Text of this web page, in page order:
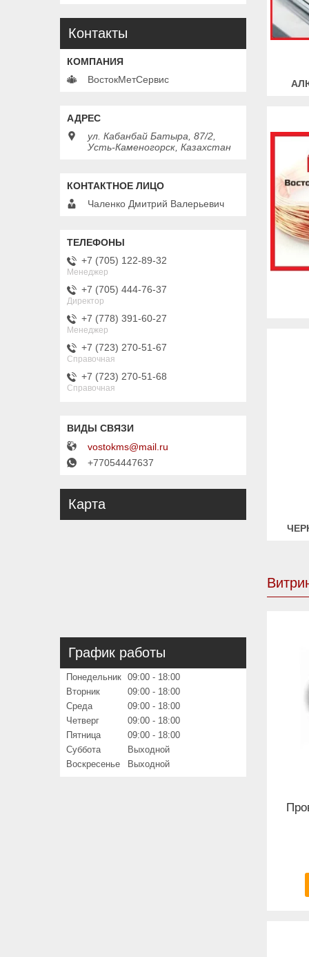
Контакты
ВостокМетСервис
ул. Кабанбай Батыра, 87/2,
Усть-Каменогорск, Казахстан
Чаленко Дмитрий Валерьевич
+7 (705) 122-89-32
Менеджер
+7 (705) 444-76-37
Директор
+7 (778) 391-60-27
Менеджер
+7 (723) 270-51-67
Справочная
+7 (723) 270-51-68
Справочная
vostokms@mail.ru
+77054447637
Карта
График работы
Понедельник 09:00
18:00
Вторник
09:00
18:00
Среда
09:00
18:00
Четверг
09:00
18:00
Пятница
09:00
18:00
Суббота
Выходной
Воскресенье
Выходной